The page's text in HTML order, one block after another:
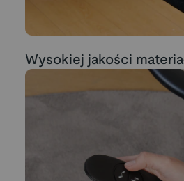
Wysokiej jakości